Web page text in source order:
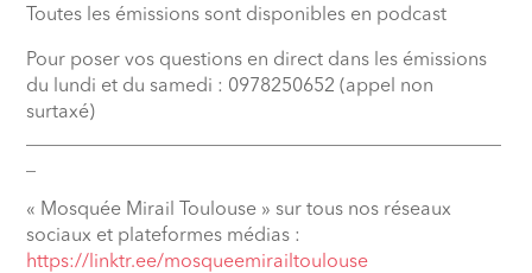
Toutes les émissions sont disponibles en podcast
Pour poser vos questions en direct dans les émissions
du lundi et du samedi : 0978250652 (appel non
surtaxé)
« Mosquée Mirail Toulouse » sur tous nos réseaux
sociaux et plateformes médias :
⁠https://linktr.ee/mosqueemirailtoulouse